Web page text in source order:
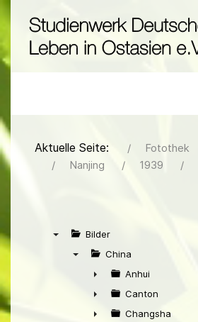
Aktuelle Seite: Fotothek
Nanjing
1939
Bilder
China
►
Anhui
►
Canton
Changsha